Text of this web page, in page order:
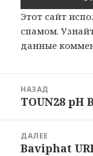
Этот сайт
спамом.
данные
записям
НАЗАД
Предыдущая
TOUN28
ДАЛЕЕ
Следующая
Baviphat